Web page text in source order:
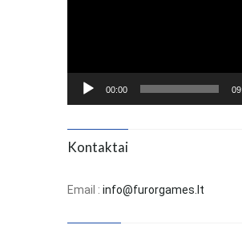
00:00
Kontaktai
Email : info@furorgames.lt